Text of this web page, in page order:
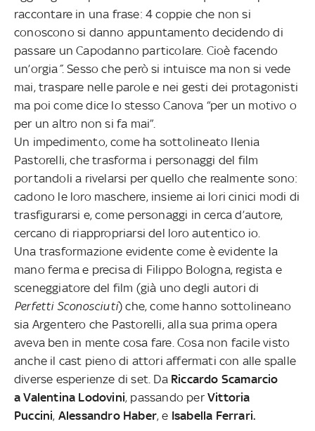
raccontare in una frase: 4 coppie che non si
conoscono si danno appuntamento decidendo di
passare un Capodanno particolare. Cioè facendo
un’orgia”. Sesso che però si intuisce ma non si vede
mai, traspare nelle parole e nei gesti dei protagonisti
ma poi come dice lo stesso Canova “per un motivo o
per un altro non si fa mai”.
Un impedimento, come ha sottolineato Ilenia
Pastorelli, che trasforma i personaggi del film
portandoli a rivelarsi per quello che realmente sono:
cadono le loro maschere, insieme ai lori cinici modi di
trasfigurarsi e, come personaggi in cerca d’autore,
cercano di riappropriarsi del loro autentico io.
Una trasformazione evidente come è evidente la
mano ferma e precisa di Filippo Bologna, regista e
sceneggiatore del film (già uno degli autori di
Perfetti Sconosciuti) che, come hanno sottolineano
sia Argentero che Pastorelli, alla sua prima opera
aveva ben in mente cosa fare. Cosa non facile visto
anche il cast pieno di attori affermati con alle spalle
diverse esperienze di set. Da Riccardo Scamarcio
a Valentina Lodovini, passando perVittoria
Puccini, Alessandro Haber, e Isabella Ferrari.